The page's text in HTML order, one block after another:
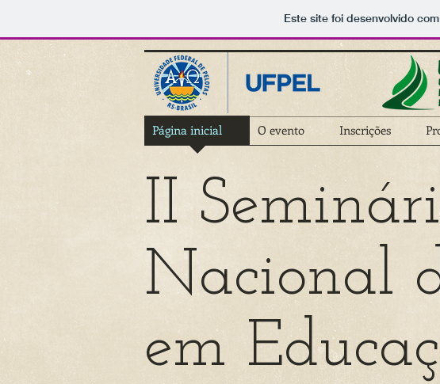
Este site foi desenvolvido
Página inicial O evento Inscrições
II
Nacional
em